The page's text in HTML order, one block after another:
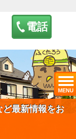
電話
MENU
最新情報をお